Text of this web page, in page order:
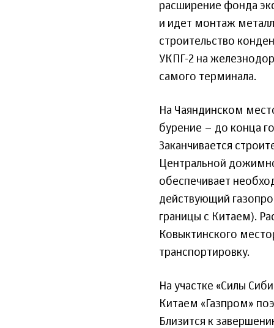
расширение фонда
и идет монтаж
строительство
УКПГ-2 на
самого терминала.
На Чаяндинском
бурение – до конца
Заканчивается
Центральной
обеспечивает
действующий
границы с Китаем).
Ковыктинского
транспортировку.
На участке «Силы
Китаем «Газпром»
Близится к